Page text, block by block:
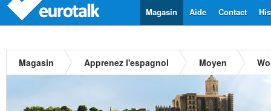
Contact
Aide
Magasin
Magasin Apprenez l'espagnol Moyen